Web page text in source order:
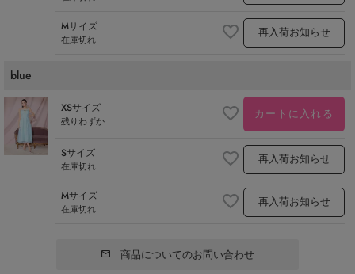
Mサイズ
在庫切れ 再入荷お知らせ
blue
XSサイズ
残りわずか カートに入れる
Sサイズ
在庫切れ 再入荷お知らせ
Mサイズ
在庫切れ 再入荷お知らせ
商品についてのお問い合わせ